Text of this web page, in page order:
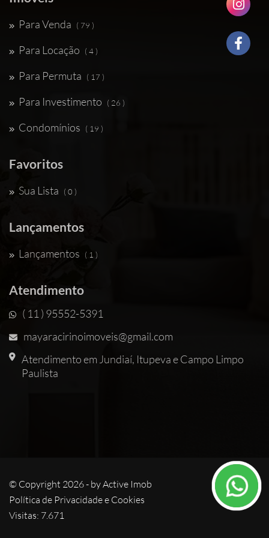
Para Venda ( 79 )
Para Locação ( 4 )
Para Permuta ( 17 )
Para Investimento ( 26 )
Condomínios ( 19 )
Favoritos
Sua Lista ( 0 )
Lançamentos
Lançamentos ( 1 )
Atendimento
( 11 ) 95552-5391
mayaracirinoimoveis@gmail.com
Atendimento em Jundiaí, Itupeva e Campo Limpo
Paulista
© Copyright 2026 - byActive Imob
Política de Privacidade e Cookies
Visitas: 7.671